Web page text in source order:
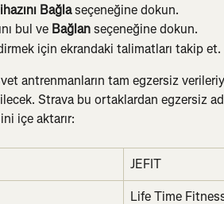
Bağla seçeneğine dokun.
bul ve Bağlan seçeneğine dokun.
için ekrandaki talimatları takip et.
antrenmanların tam egzersiz
Strava bu ortaklardan egzersiz
içe aktarır:
JEFIT
Life Time